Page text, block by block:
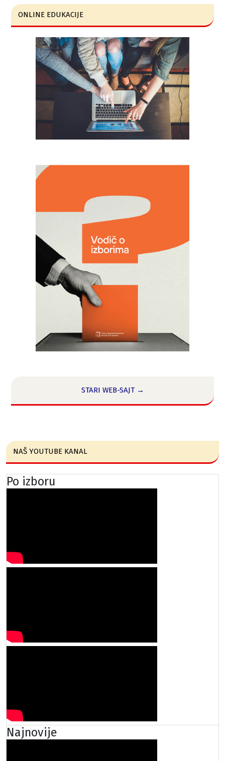
ONLINE EDUKACIJE
STARI WEB-SAJT →
NAŠ YOUTUBE KANAL
Po izboru
Najnovije